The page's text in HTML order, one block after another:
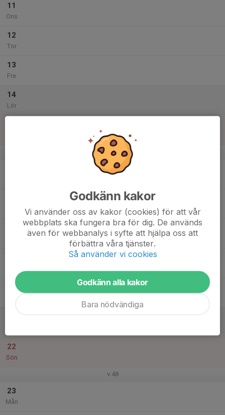
11
Ons
12
Tor
13
Fre
14
Lör
v.47
20
22
Sön
v.48
23
Mån
Godkänn kakor
Vi använder oss av kakor (cookies) för att vår
webbplats ska fungera bra för dig. De används
även för webbanalys i syfte att hjälpa oss att
förbättra våra tjänster.
Så använder vi cookies
Godkänn alla kakor
Bara nödvändiga